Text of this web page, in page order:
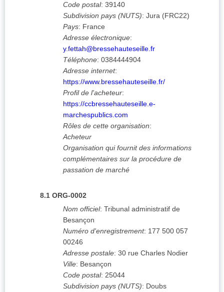
Code postal: 39140
Subdivision pays (NUTS): Jura (FRC22)
Pays: France
Adresse électronique:
y.fettah@bressehauteseille.fr
Téléphone: 0384444904
Adresse internet:
https://www.bressehauteseille.fr/
Profil de l'acheteur:
https://ccbressehauteseille.e-
marchespublics.com
Rôles de cette organisation:
Acheteur
Organisation qui fournit des informations
complémentaires sur la procédure de
passation de marché
8.1 ORG-0002
Nom officiel: Tribunal administratif de
Besançon
Numéro d'enregistrement: 177 500 057
00246
Adresse postale: 30 rue Charles Nodier
Ville: Besançon
Code postal: 25044
Subdivision pays (NUTS): Doubs